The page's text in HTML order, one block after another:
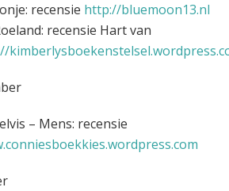
recensie http://bluemoon13.nl
recensie Hart van
– Mens: recensie